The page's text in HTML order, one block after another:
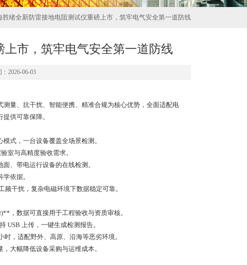
胜绪全新防雷接地电阻测试仪重磅上市，筑牢电气安全第一道防线
上市，筑牢电气安全第一道防线
2026-06-03
量、抗干扰、智能便携、精准合规为核心优势，全面适配电
供可靠保障。
式，一台设备覆盖全场景检测。
室与高精度验收需求。
、带电运行设备的在线检测。
依据。
频干扰，复杂电磁环境下数据稳定可靠。
，数据可直接用于工程验收与资质审核。
USB 上传，一键生成检测报告。
，适配野外、高原、沿海等恶劣环境。
大幅降低设备采购与运维成本。